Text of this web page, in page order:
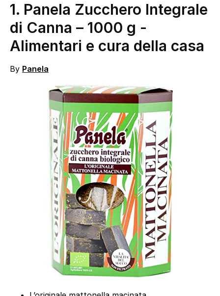
1. Panela Zucchero Integrale
di Canna – 1000 g -
Alimentari e cura della casa
By Panela